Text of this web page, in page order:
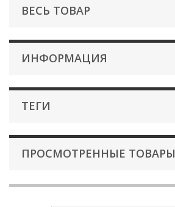
ВЕСЬ ТОВАР
ИНФОРМАЦИЯ
ТЕГИ
ПРОСМОТРЕННЫЕ ТОВАРЫ